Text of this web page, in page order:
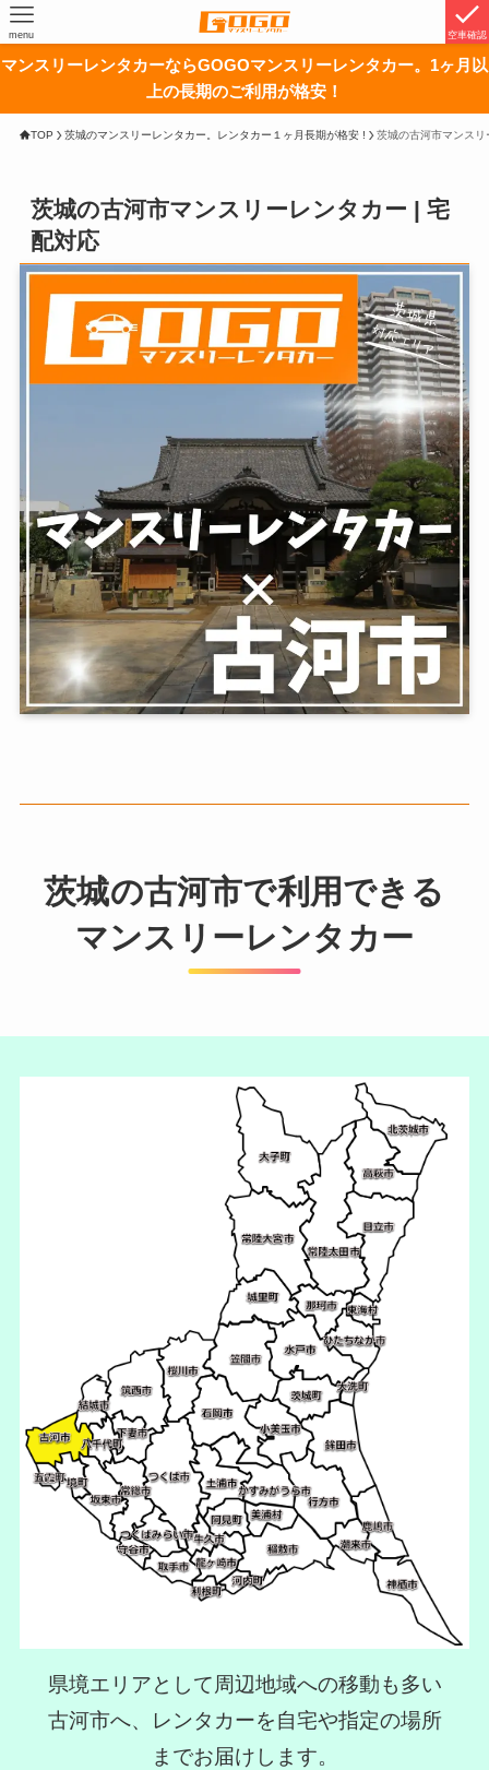
空車確認
menu
マンスリーレンタカーならGOGOマンスリーレンタカー。1ヶ月以
上の長期のご利用が格安！
TOP 茨城のマンスリーレンタカー。レンタカー１ヶ月長期が格安 ! 茨城の古河市マンス
茨城の古河市マンスリーレンタカー | 宅
配対応
茨城の古河市で利用できる
マンスリーレンタカー
県境エリアとして周辺地域への移動も多い
古河市へ、
レンタカーを自宅や指定の場所
までお届けします。